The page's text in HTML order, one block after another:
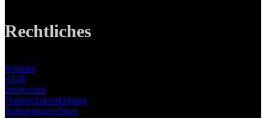
Rechtliches
Kontakt
AGB
Impressum
Datenschutzerklärung
Haftungsausschluss